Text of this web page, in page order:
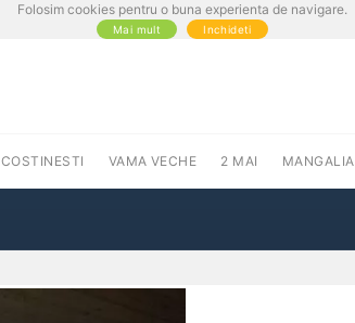
Folosim cookies pentru o buna experienta de navigare.
Mai mult Inchideti
COSTINESTI VAMA VECHE 2 MAI MANGALIA